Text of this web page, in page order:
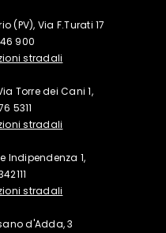
(PV), Via F.Turati 17
900
stradali
Torre dei Cani 1,
5311
stradali
Indipendenza 1,
stradali
d'Adda, 3